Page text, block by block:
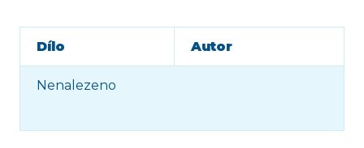
Dílo Autor
Nenalezeno